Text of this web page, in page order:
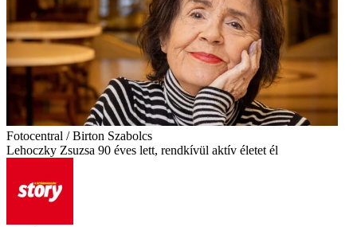
Fotocentral / Birton Szabolcs
Lehoczky Zsuzsa 90 éves lett, rendkívül aktív életet él